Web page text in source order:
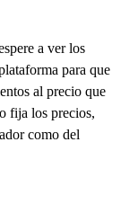
a ver los
para que
al precio que
fija los precios,
como del